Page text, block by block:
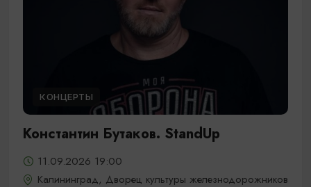
КОНЦЕРТЫ
Константин Бутаков. StandUp
11.09.2026 19:00
Калининград, Дворец культуры железнодорожников